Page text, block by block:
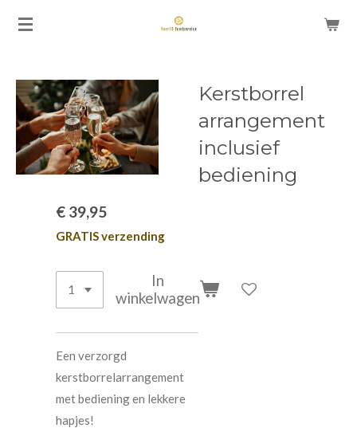
Ga
de
hoofdinhoud
Kerstborrel
arrangement
inclusief
bediening
€ 39,95
GRATIS verzending
In
winkelwagen
Een verzorgd
kerstborrelarrangement
met bediening en lekkere
hapjes!